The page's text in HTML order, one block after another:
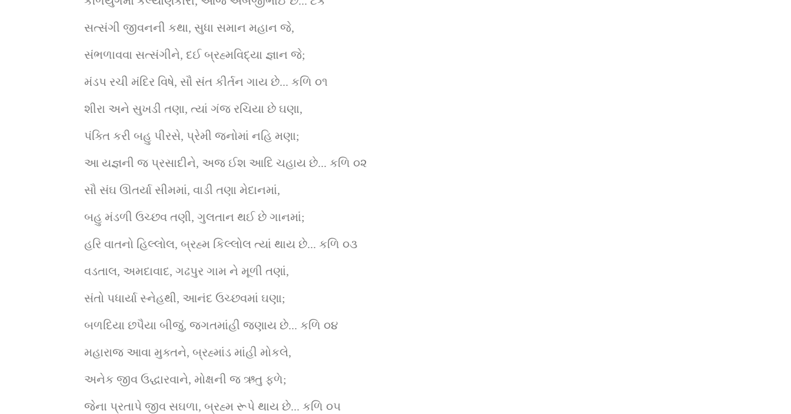
સત્સંગી જીવનની કથા, સુધા સમાન મહાન જે,
સંભળાવવા સત્સંગીને, દઈ બ્રહ્મવિદ્યા જ્ઞાન જે;
મંડપ રચી મંદિર વિષે, સૌ સંત કીર્તન ગાય છે... કળિ ૦૧
શીરા અને સુખડી તણા, ત્યાં ગંજ રચિયા છે ઘણા,
પંક્તિ કરી બહુ પીરસે, પ્રેમી જનોમાં નહિ મણા;
આ યજ્ઞની જ પ્રસાદીને, અજ ઈશ આદિ ચહાય છે... કળિ ૦૨
સૌ સંઘ ઊતર્યા સીમમાં, વાડી તણા મેદાનમાં,
બહુ મંડળી ઉચ્છવ તણી, ગુલતાન થઈ છે ગાનમાં;
હરિ વાતનો હિલ્લોલ, બ્રહ્મ કિલ્લોલ ત્યાં થાય છે... કળિ ૦૩
વડતાલ, અમદાવાદ, ગઢપુર ગામ ને મૂળી તણાં,
સંતો પધાર્યા સ્નેહથી, આનંદ ઉચ્છવમાં ઘણા;
બળદિયા છપૈયા બીજું, જગતમાંહી જણાય છે... કળિ ૦૪
મહારાજ આવા મુક્તને, બ્રહ્માંડ માંહી મોકલે,
અનેક જીવ ઉદ્ધારવાને, મોક્ષની જ ઋતુ ફળે;
જેના પ્રતાપે જીવ સઘળા, બ્રહ્મ રૂપે થાય છે... કળિ ૦૫